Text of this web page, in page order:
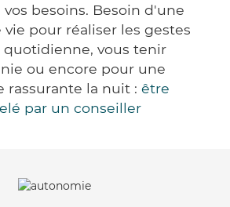
vos besoins. Besoin d'une
vie pour réaliser les gestes
quotidienne, vous tenir
ou encore pour une
rassurante la nuit : être
par un conseiller